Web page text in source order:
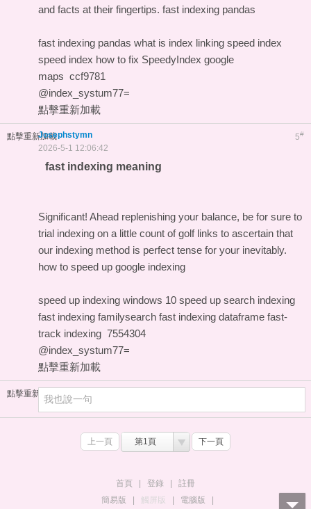
and facts at their fingertips. fast indexing pandas
fast indexing pandas what is index linking speed index
speed index how to fix SpeedyIndex google
maps ccf9781
@index_systum77=
點擊重新加載
點擊重新加載 5#
Josephstymn
2026-5-1 12:06:42
fast indexing meaning
Significant! Ahead replenishing your balance, be for sure to
trial indexing on a little count of golf links to ascertain that
our indexing method is perfect tense for your inevitably.
how to speed up google indexing
speed up indexing windows 10 speed up search indexing
fast indexing familysearch fast indexing dataframe fast-
track indexing 7554304
@index_systum77=
點擊重新加載
點擊重新加載
上一頁 第1頁 下一頁
首頁 登錄
註冊
簡易版
觸屏版 電腦版